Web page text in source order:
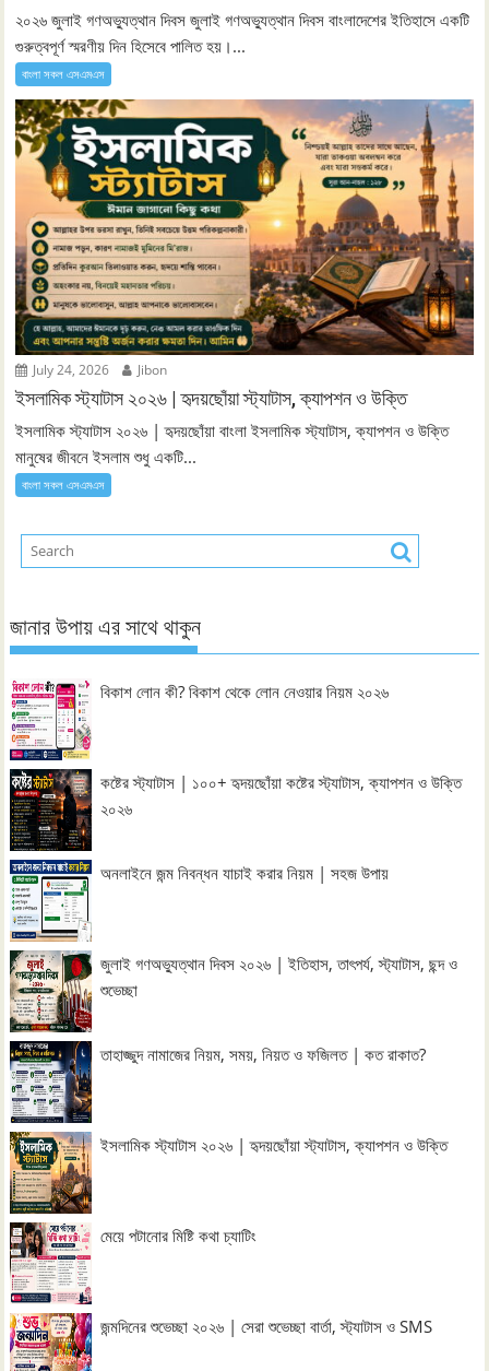
২০২৬ জুলাই গণঅভ্যুত্থান দিবস জুলাই গণঅভ্যুত্থান দিবস বাংলাদেশের ইতিহাসে একটি
গুরুত্বপূর্ণ স্মরণীয় দিন হিসেবে পালিত হয়।...
বাংলা সকল এসএমএস
July 24, 2026 Jibon
ইসলামিক স্ট্যাটাস ২০২৬ | হৃদয়ছোঁয়া স্ট্যাটাস, ক্যাপশন ও উক্তি
ইসলামিক স্ট্যাটাস ২০২৬ | হৃদয়ছোঁয়া বাংলা ইসলামিক স্ট্যাটাস, ক্যাপশন ও উক্তি
মানুষের জীবনে ইসলাম শুধু একটি...
বাংলা সকল এসএমএস
জানার উপায় এর সাথে থাকুন
বিকাশ লোন কী? বিকাশ থেকে লোন নেওয়ার নিয়ম ২০২৬
কষ্টের স্ট্যাটাস | ১০০+ হৃদয়ছোঁয়া কষ্টের স্ট্যাটাস, ক্যাপশন ও উক্তি
২০২৬
অনলাইনে জন্ম নিবন্ধন যাচাই করার নিয়ম | সহজ উপায়
জুলাই গণঅভ্যুত্থান দিবস ২০২৬ | ইতিহাস, তাৎপর্য, স্ট্যাটাস, ছন্দ ও
শুভেচ্ছা
তাহাজ্জুদ নামাজের নিয়ম, সময়, নিয়ত ও ফজিলত | কত রাকাত?
ইসলামিক স্ট্যাটাস ২০২৬ | হৃদয়ছোঁয়া স্ট্যাটাস, ক্যাপশন ও উক্তি
মেয়ে পটানোর মিষ্টি কথা চ্যাটিং
জন্মদিনের শুভেচ্ছা ২০২৬ | সেরা শুভেচ্ছা বার্তা, স্ট্যাটাস ও SMS